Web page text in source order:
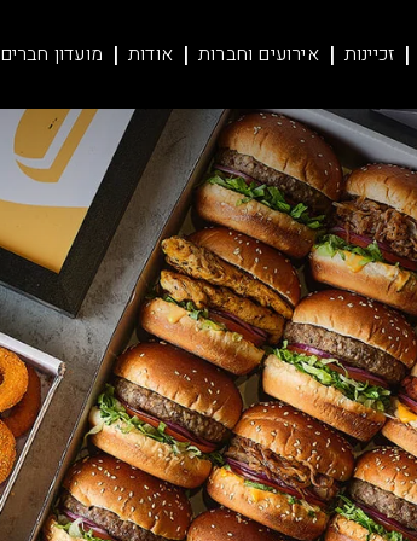
זכיינות אירועים וחברות אודות מועדון חברים